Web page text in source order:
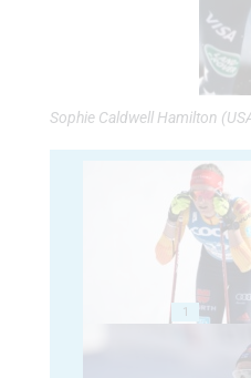
Sophie Caldwell Hamilton
1